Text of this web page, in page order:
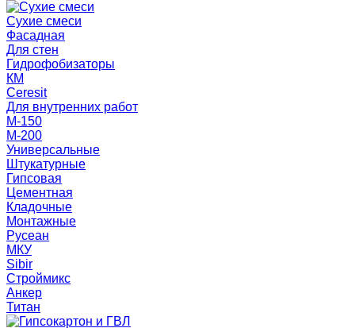
Сухие смеси
Фасадная
Для стен
Гидрофобизаторы
КМ
Ceresit
Для внутренних работ
М-150
М-200
Универсальные
Штукатурные
Гипсовая
Цементная
Кладочные
Монтажные
Русеан
МКУ
Sibir
Строймикс
Анкер
Титан